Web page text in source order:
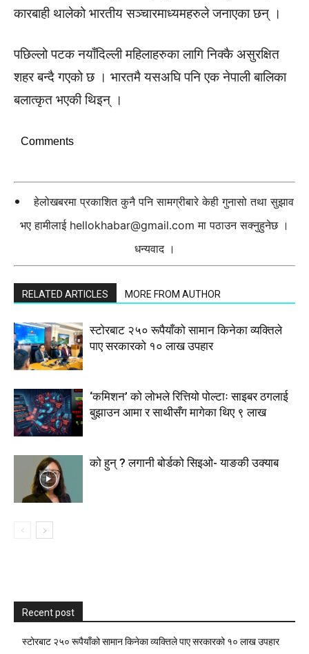
कारबाही थालेको भारतीय सञ्चारमाध्यमहरुले जनाएका छन् ।
पछिल्लो पटक नयाँदिल्ली महिलाहरुका लागि निक्कै असुरक्षित
शहर बन्दै गएको छ । भारतमै यसअघि पनि एक नेपाली बालिका
बलात्कृत भएकी थिइन् ।
Comments
हेलोखबरमा प्रकाशित कुनै पनि सामग्रीबारे केही गुनासो तथा सुझाव
भए हामीलाई hellokhabar@gmail.com मा पठाउन सक्नुहुनेछ ।
धन्यवाद ।
RELATED ARTICLES MORE FROM AUTHOR
स्टाेरबाट २५० रूपैयाँको सामान किनेका व्यक्तिले
पाए सरकारको १० लाख उपहार
‘कमिशन’ को लोभले रित्तियो पोल्टाः साइबर ठगलाई
बुझाउन आमा र साथीसँग मागेका थिए ९ लाख
को हुन् ? लगानी बोर्डको सिइओ- याङकी उक्याब
Recent post
स्टाेरबाट २५० रूपैयाँको सामान किनेका व्यक्तिले पाए सरकारको १० लाख उपहार